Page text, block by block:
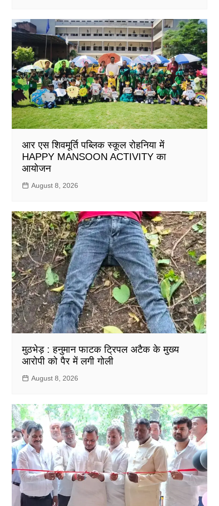
आर एस शिवमूर्ति पब्लिक स्कूल रोहनिया में
HAPPY MANSOON ACTIVITY का
आयोजन
August 8, 2026
मुठभेड़ : हनुमान फाटक ट्रिपल अटैक के मुख्य
आरोपी को पैर में लगी गोली
August 8, 2026